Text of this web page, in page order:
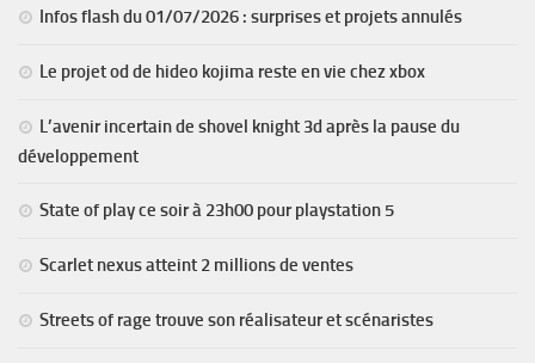
Infos flash du 01/07/2026 : surprises et projets annulés
Le projet od de hideo kojima reste en vie chez xbox
L’avenir incertain de shovel knight 3d après la pause du
développement
State of play ce soir à 23h00 pour playstation 5
Scarlet nexus atteint 2 millions de ventes
Streets of rage trouve son réalisateur et scénaristes